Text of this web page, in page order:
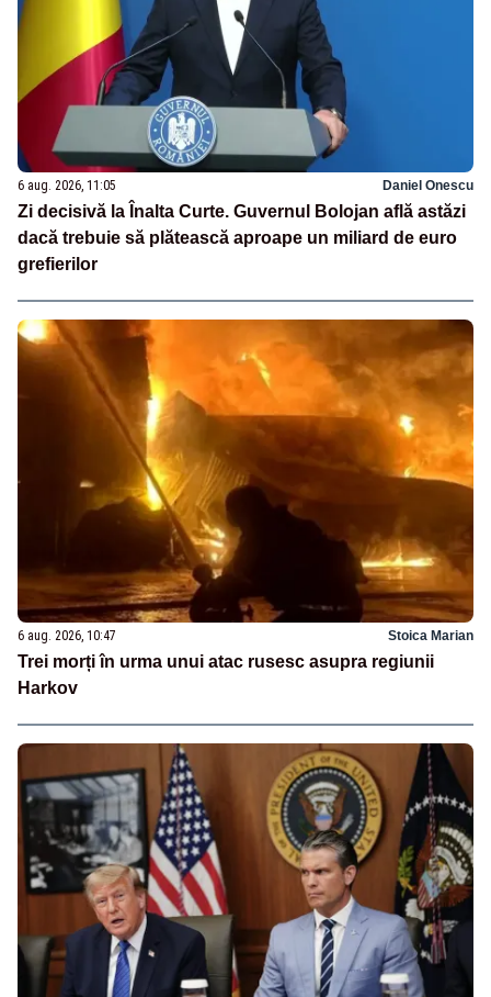
6 aug. 2026, 11:05 Daniel Onescu
Zi decisivă la Înalta Curte. Guvernul Bolojan află astăzi
dacă trebuie să plătească aproape un miliard de euro
grefierilor
6 aug. 2026, 10:47 Stoica Marian
Trei morți în urma unui atac rusesc asupra regiunii
Harkov